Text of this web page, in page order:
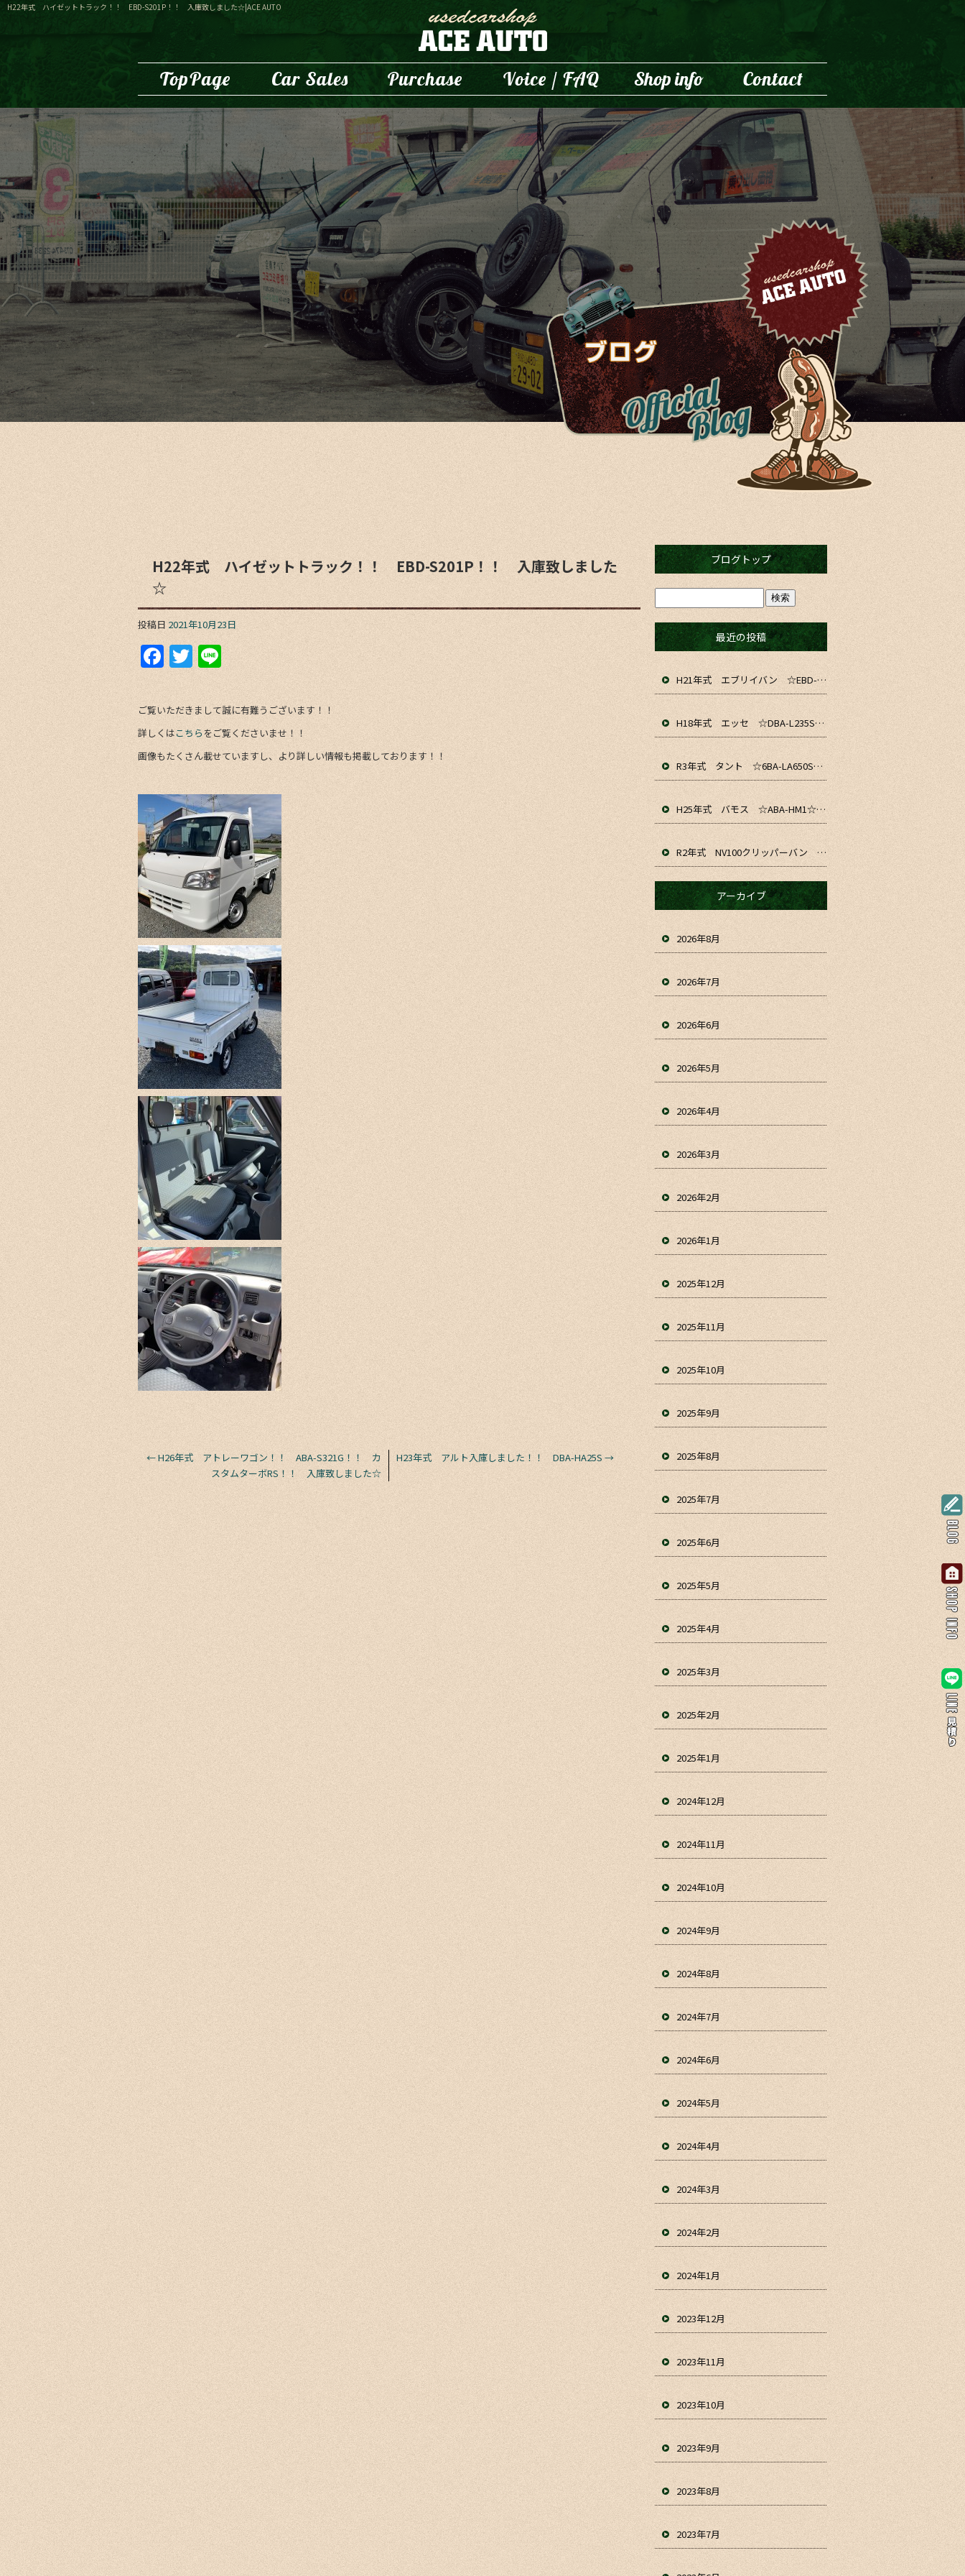
H22年式 ハイゼットトラック！！ EBD-S201P！！ 入庫致しました☆|ACE AUTO
H22年式 ハイゼットトラック！！ EBD-S201P！！ 入庫致しました
☆
投稿日 2021年10月23日
F
a
c
e
b
o
o
k
T
w
itt
er
Li
n
e
ご覧いただきまして誠に有難うございます！！
詳しくはこちらをご覧くださいませ！！
画像もたくさん載せていますし、より詳しい情報も掲載しております！！
←H26年式 アトレーワゴン！！ ABA-S321G！！ カ
スタムターボRS！！ 入庫致しました☆
H23年式 アルト入庫しました！！ DBA-HA25S →
ブログトップ
最近の投稿
H21年式 エブリイバン ☆EBD-DA64V☆ 入庫&仕上がりました！！ お仕事や通勤、軽貨物にいかがでしょうか☆
H18年式 エッセ ☆DBA-L235S☆ 入庫&仕上がりました～！ お仕事や通勤、普段のお車にいかがでしょうか☆
R3年式 タント ☆6BA-LA650S☆ 入庫&仕上がりました！！ お仕事や通勤、普段のお車にいかがでしょうか☆
H25年式 バモス ☆ABA-HM1☆ 入庫&仕上がりました！！お仕事や普段のお車にいかがでしょうか☆
R2年式 NV100クリッパーバン ☆HBD-DR17V☆ 入庫&仕上がりました！！ お仕事や趣味、普段のお車にいかがでしょうか☆
アーカイブ
2026年8月
2026年7月
2026年6月
2026年5月
2026年4月
2026年3月
2026年2月
2026年1月
2025年12月
2025年11月
2025年10月
2025年9月
2025年8月
2025年7月
2025年6月
2025年5月
2025年4月
2025年3月
2025年2月
2025年1月
2024年12月
2024年11月
2024年10月
2024年9月
2024年8月
2024年7月
2024年6月
2024年5月
2024年4月
2024年3月
2024年2月
2024年1月
2023年12月
2023年11月
2023年10月
2023年9月
2023年8月
2023年7月